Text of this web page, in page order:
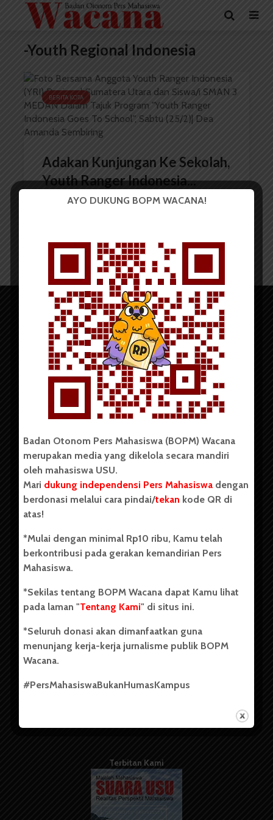
-Youth Regional Indonesia
BERITA KOTA
Adakan Kunjungan Ke Sekolah,
Youth Ranger Indonesia...
Copyright © 2023. All rights reserved BOPM WACANA.
Badan Otonom Pers Mahasiswa (BOPM) Wacana merupakan
pers mahasiswa yang berdiri di luar kampus dan dikelola
secara mandiri oleh mahasiswa Universitas Sumatera Utara
(USU). Sebelumnya BOPM Wacana merupakan salah satu
Unit Kegiatan Mahasiswa (UKM) di Universitas Sumatera
berdiri pada 1 Juli 1995.
Kontribusi
Info Iklan
Pedoman Media Siber
Kode Etik Jurnalistik
Terbitan Kami
AYO DUKUNG BOPM WACANA!
Badan Otonom Pers Mahasiswa (BOPM) Wacana
merupakan media yang dikelola secara mandiri
oleh mahasiswa USU.
Mari dukung independensi Pers Mahasiswa dengan
berdonasi melalui cara pindai/tekan kode QR di
atas!
*Mulai dengan minimal Rp10 ribu, Kamu telah
berkontribusi pada gerakan kemandirian Pers
Mahasiswa.
*Sekilas tentang BOPM Wacana dapat Kamu lihat
pada laman "Tentang Kami" di situs ini.
*Seluruh donasi akan dimanfaatkan guna
menunjang kerja-kerja jurnalisme publik BOPM
Wacana.
#PersMahasiswaBukanHumasKampus